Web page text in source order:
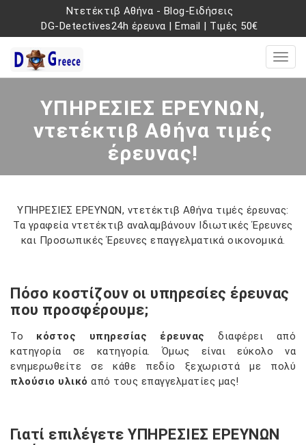
Ντετέκτιβ Αθήνα - Blog-Ειδήσεις
DG-Detectives24h έρευνα |Email | Τιμές 50€
ΥΠΗΡΕΣΙΕΣ ΕΡΕΥΝΩΝ,
ντετέκτιβ Αθήνα τιμές
έρευνας!
ΥΠΗΡΕΣΙΕΣ ΕΡΕΥΝΩΝ, ντετέκτιβ Αθήνα τιμές έρευνας:
Τα γραφεία ντετέκτιβ αναλαμβάνουν Ιδιωτικές Έρευνες
και Προσωπικές Έρευνες επαγγελματικά οικονομικά.
Πόσο κοστίζουν οι υπηρεσίες έρευνας
που προσφέρουμε;
Το κόστος υπηρεσίας έρευνας
διαφέρει από
κατηγορία σε κατηγορία. Όμως είναι εύκολο να
ενημερωθείτε σε κάθε πεδίο ξεχωριστά με πολύ
πλούσιο υλικό από τους επαγγελματίες μας!
Γιατί επιλέγετε ΥΠΗΡΕΣΙΕΣ ΕΡΕΥΝΩΝ